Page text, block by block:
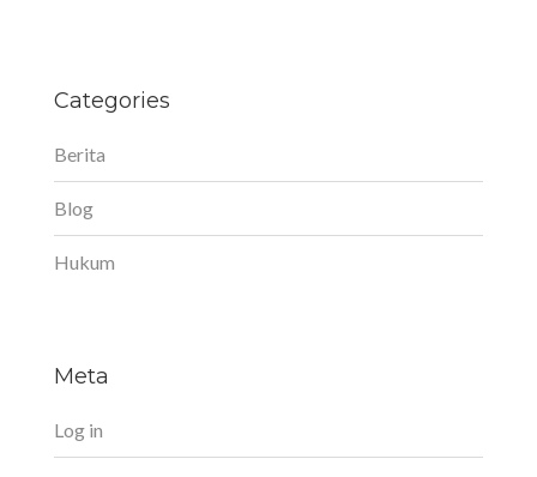
Categories
Berita
Blog
Hukum
Meta
Log in